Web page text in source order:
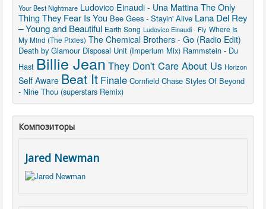
Your Best Nightmare Ludovico Einaudi - Una Mattina The Only
Thing They Fear Is You Bee Gees - Stayin' Alive Lana Del Rey
– Young and Beautiful Earth Song Ludovico Einaudi - Fly Where Is
My Mind (The Pixies) The Chemical Brothers - Go (Radio Edit)
Death by Glamour Disposal Unit (Imperium Mix) Rammstein - Du
Hast Billie Jean They Don't Care About Us Horizon
Self Aware Beat It Finale Cornfield Chase Styles Of Beyond
- Nine Thou (superstars Remix)
Композиторы
Jared Newman